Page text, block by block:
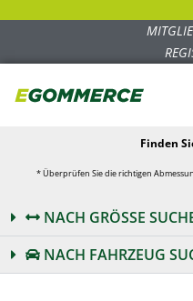
Finden
* Überprüfen Sie die richtigen
NACH GRÖSSE
NACH FAHRZEUG